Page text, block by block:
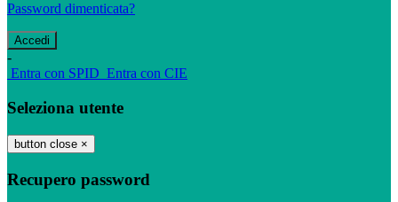
Password dimenticata?
-
Entra con SPID Entra con CIE
Seleziona utente
button close ×
Recupero password